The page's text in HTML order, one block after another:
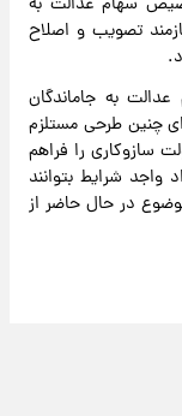
تصویب و اصلاح
به جاماندگان
چنین طرحی مستلزم
سازوکاری را فراهم
واجد شرایط بتوانند
در حال حاضر از